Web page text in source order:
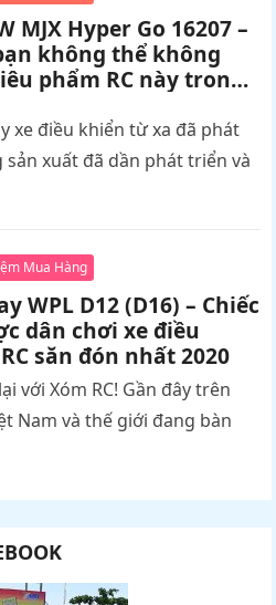
MJX Hyper Go 16207 –
không thể không
phẩm RC này trong
xe điều khiển từ xa đã phát
xuất đã dần phát triển và
Mua Hàng
WPL D12 (D16) – Chiếc
dân chơi xe điều
săn đón nhất 2020
với Xóm RC! Gần đây trên
Nam và thế giới đang bàn